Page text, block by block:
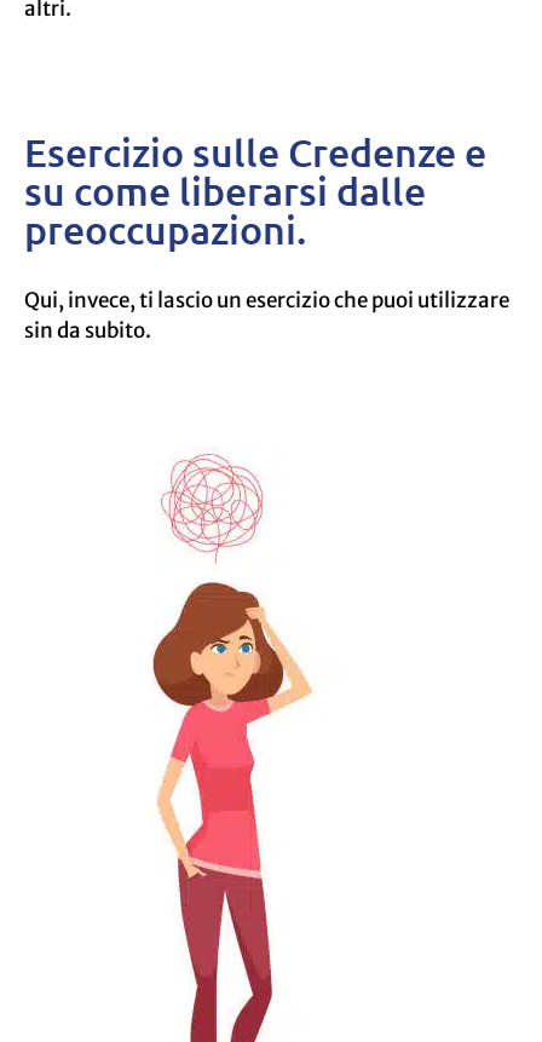
altri.
Esercizio sulle Credenze e
su come liberarsi dalle
preoccupazioni.
Qui, invece, ti lascio un esercizio che puoi utilizzare
sin da subito.